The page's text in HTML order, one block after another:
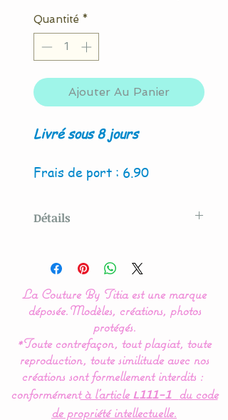
Quantité *
Ajouter Au Panier
Livré sous 8 jours
Frais de port : 6.90
Détails
By Titia
La housse de matelas à
langer est indispensable
pour la protection de votre
tapis à langer et le confort
de bébé.
La Couture By Titia est une marque
déposée.Modèles, créations, photos
protégés.
*Toute contrefaçon, tout plagiat, toute
reproduction, toute similitude avec nos
créations sont formellement interdits :
conformémentà l’article L111-1
du code
de propriété intellectuelle.